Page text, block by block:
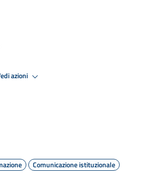
azioni
Comunicazione istituzionale